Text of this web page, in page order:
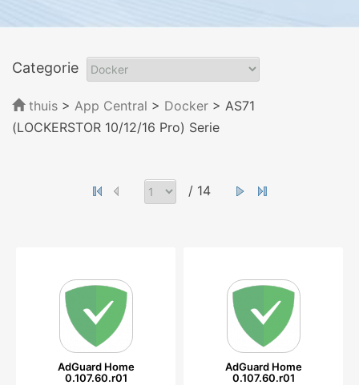
Categorie
thuis > App Central > Docker > AS71
(LOCKERSTOR 10/12/16 Pro) Serie
/ 14
AdGuard Home
0.107.60.r01
AdGuard Home
0.107.60.r01